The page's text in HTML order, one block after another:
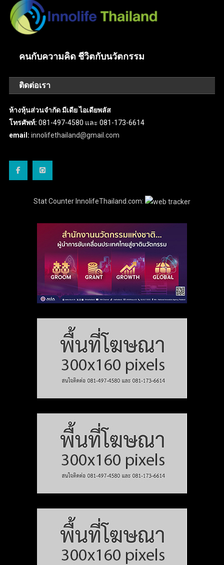
คนกับความคิด ชีวิตกับนวัตกรรม
ติดต่อเรา
ห้างหุ้นส่วนจำกัด มีเดีย ไอเดียพลัส
โทรศัพท์: 081-497-4580 และ 081-173-6614
email: innolifethailand@gmail.com
Stat Counter InnolifeThailand.com: